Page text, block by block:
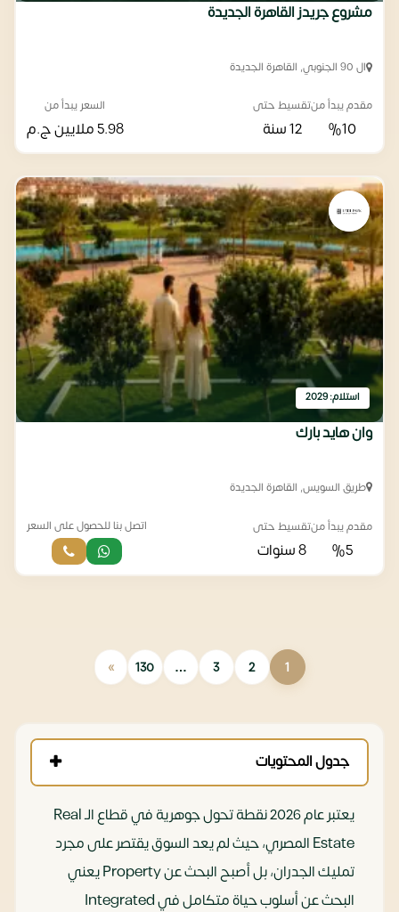
مشروع جريدز القاهرة الجديدة
ال 90 الجنوبي, القاهرة الجديدة
مقدم يبدأ من
%10
تقسيط حتى
12 سنة
السعر يبدأ من
5.98 ملايين ج.م
استلام: 2029
وان هايد بارك
طريق السويس, القاهرة الجديدة
مقدم يبدأ من
%5
تقسيط حتى
8 سنوات
اتصل بنا للحصول على السعر
1
2
3
…
130
»
جدول المحتويات
يعتبر عام 2026 نقطة تحول جوهرية في قطاع الـ Real
Estate المصري، حيث لم يعد السوق يقتصر على مجرد
تمليك الجدران، بل أصبح البحث عن Property يعني
البحث عن أسلوب حياة متكامل في Integrated